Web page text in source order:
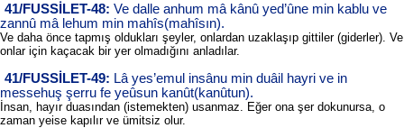
41/FUSSİLET-48: Ve dalle anhum mâ kânû yed’ûne min kablu ve
zannû mâ lehum min mahîs(mahîsın).
Ve daha önce tapmış oldukları şeyler, onlardan uzaklaşıp gittiler (giderler). Ve
onlar için kaçacak bir yer olmadığını anladılar.
41/FUSSİLET-49: Lâ yes’emul insânu min duâil hayri ve in
messehuş şerru fe yeûsun kanût(kanûtun).
İnsan, hayır duasından (istemekten) usanmaz. Eğer ona şer dokunursa, o
zaman yeise kapılır ve ümitsiz olur.